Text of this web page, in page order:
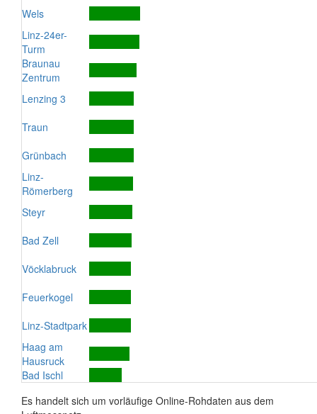
Wels
Linz-24er-
Turm
Braunau
Zentrum
Lenzing 3
Traun
Grünbach
Linz-
Römerberg
Steyr
Bad Zell
Vöcklabruck
Feuerkogel
Linz-Stadtpark
Haag am
Hausruck
Bad Ischl
Es handelt sich um vorläufige Online-Rohdaten aus dem